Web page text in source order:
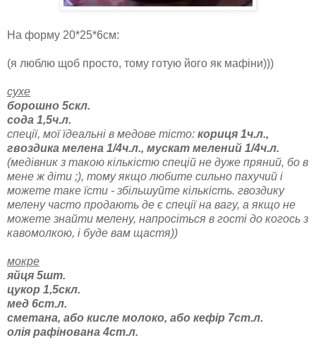
На форму 20*25*6см:
(я люблю щоб просто, тому готую його як мафіни)))
сухе
борошно 5скл.
сода 1,5ч.л.
спеції, мої їдеальні в медове тісто: кориця 1ч.л.,
гвоздика мелена 1/4ч.л., мускат мелений 1/4ч.л.
(медівник з такою кількістю спецій не дуже пряний, бо в
мене ж діти ;), тому якщо любите сильно пахучий і
можете таке їсти - збільшуйте кількість. гвоздику
мелену часто продають де є спеції на вагу, а якщо не
можете знайти мелену, напросіться в гості до когось з
кавомолкою, і буде вам щастя))
мокре
яйця 5шт.
цукор 1,5скл.
мед 6ст.л.
сметана, або кисле молоко, або кефір 7ст.л.
олія рафінована 4ст.л.